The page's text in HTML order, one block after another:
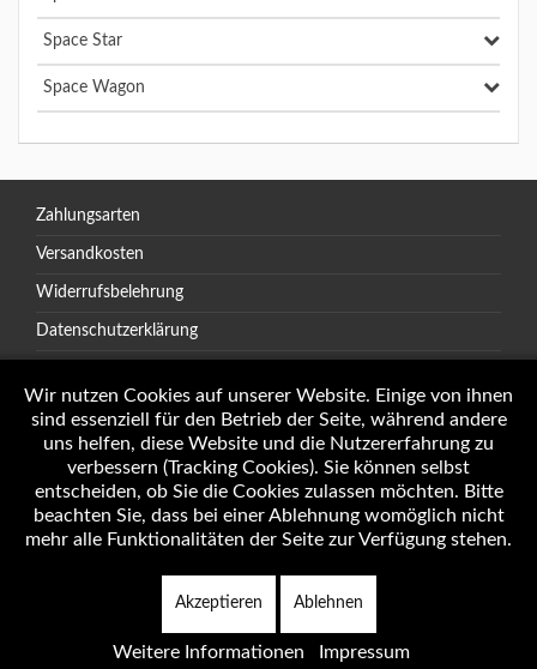
Space Star
Space Wagon
Zahlungsarten
Versandkosten
Widerrufsbelehrung
Datenschutzerklärung
Öffnungszeiten
Impressum
Copyright © 2026 Autotechnik J. Weninger Alle Rechte vorbehalten.
Wir nutzen Cookies auf unserer Website. Einige von ihnen
sind essenziell für den Betrieb der Seite, während andere
uns helfen, diese Website und die Nutzererfahrung zu
verbessern (Tracking Cookies). Sie können selbst
entscheiden, ob Sie die Cookies zulassen möchten. Bitte
beachten Sie, dass bei einer Ablehnung womöglich nicht
mehr alle Funktionalitäten der Seite zur Verfügung stehen.
Akzeptieren Ablehnen
Weitere Informationen Impressum